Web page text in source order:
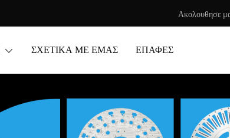
Ακολουθησε
ΣΧΕΤΙΚΆ ΜΕ ΕΜΆΣ ΕΠΑΦΈΣ